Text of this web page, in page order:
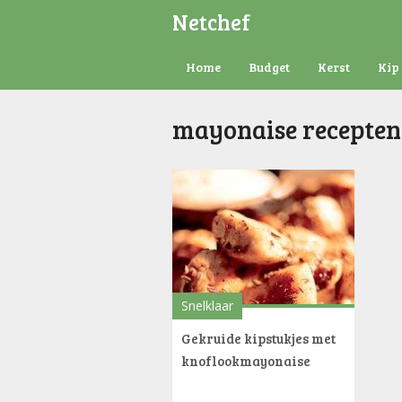
Netchef
Home Budget Kerst Kip
mayonaise recepten
Snelklaar
Gekruide kipstukjes met
knoflookmayonaise